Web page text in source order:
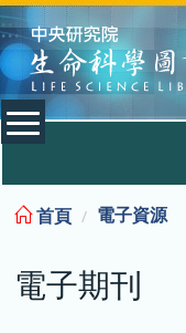
:::
首頁 電子資源
電子期刊